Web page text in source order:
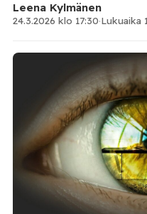
Leena Kylmänen
24.3.2026 klo 17:30·Lukuaika